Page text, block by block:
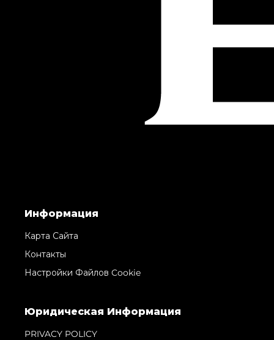
Информация
Карта Сайта
Контакты
Настройки Файлов Cookie
Юридическая Информация
PRIVACY POLICY